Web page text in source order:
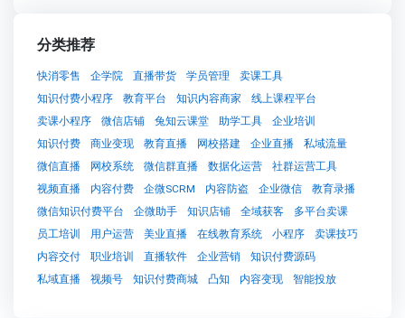
分类推荐
快消零售 企学院 直播带货 学员管理
卖课工具
知识付费小程序
教育平台 知识内容商家
线上课程平台
卖课小程序
微信店铺 兔知云课堂 助学工具
企业培训
知识付费
商业变现 教育直播 网校搭建 企业直播
私域流量
微信直播
网校系统 微信群直播 数据化运营
社群运营工具
视频直播
内容付费 企微SCRM 内容防盗 企业微信
教育录播
微信知识付费平台
企微助手 知识店铺 全域获客
多平台卖课
员工培训
用户运营 美业直播 在线教育系统 小程序
卖课技巧
内容交付
职业培训 直播软件 企业营销
知识付费源码
私域直播
视频号 知识付费商城 凸知 内容变现 智能投放